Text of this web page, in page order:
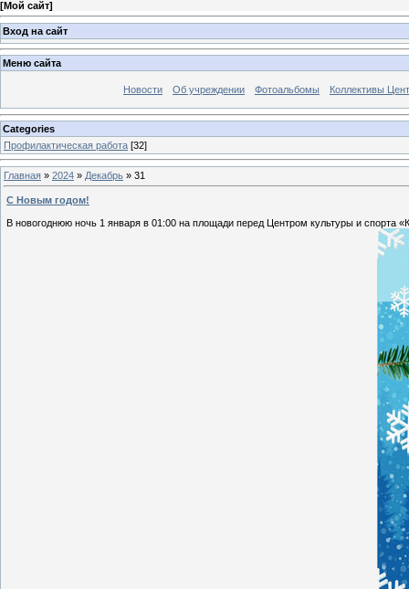
[Мой сайт]
Вход на сайт
Меню сайта
Новости Об учреждении Фотоальбомы Коллективы
Categories
Профилактическая работа [32]
Главная » 2024 » Декабрь » 31
С Новым годом!
В новогоднюю ночь 1 января в 01:00 на площади перед Центром культуры и спорта